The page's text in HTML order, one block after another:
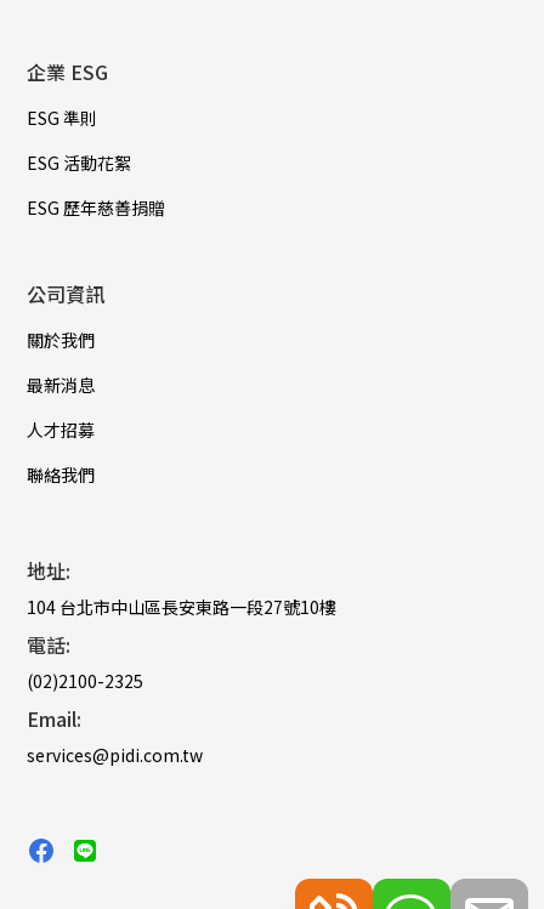
企業 ESG
ESG 準則
ESG 活動花絮
ESG 歷年慈善捐贈
公司資訊
關於我們
最新消息
人才招募
聯絡我們
地址:
104 台北市中山區長安東路一段27號10樓
電話:
(02)2100-2325
Email:
services@pidi.com.tw